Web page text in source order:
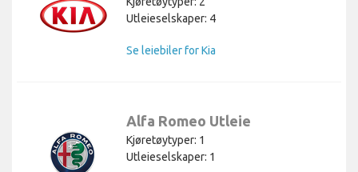
Utleieselskaper: 4
Se leiebiler for Kia
Alfa Romeo Utleie
Kjøretøytyper: 1
Utleieselskaper: 1